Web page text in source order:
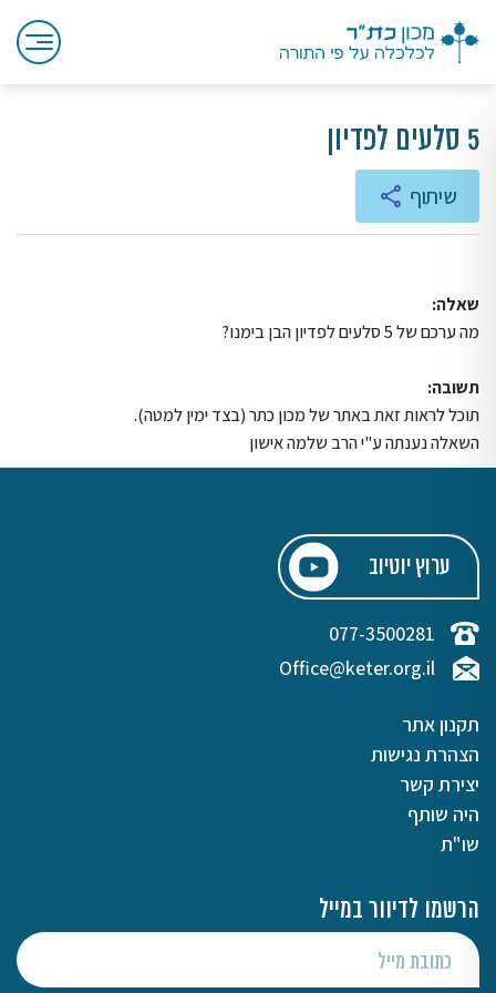
5 סלעים לפדיון
שיתוף
שאלה:
מה ערכם של 5 סלעים לפדיון הבן בימנו?
תשובה:
תוכל לראות זאת באתר של מכון כתר (בצד ימין למטה).
השאלה נענתה ע"י הרב שלמה אישון
ערוץ יוטיוב
077-3500281
Office@keter.org.il
תקנון אתר
הצהרת נגישות
יצירת קשר
היה שותף
שו"ת
הרשמו לדיוור במייל